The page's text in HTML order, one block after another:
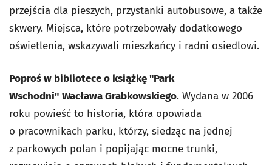
przejścia dla pieszych, przystanki autobusowe, a także
skwery. Miejsca, które potrzebowały dodatkowego
oświetlenia, wskazywali mieszkańcy i radni osiedlowi.
Poproś w bibliotece o książkę "Park
Wschodni" Wacława Grabkowskiego. Wydana w 2006
roku powieść to historia, która opowiada
o pracownikach parku, którzy, siedząc na jednej
z parkowych polan i popijając mocne trunki,